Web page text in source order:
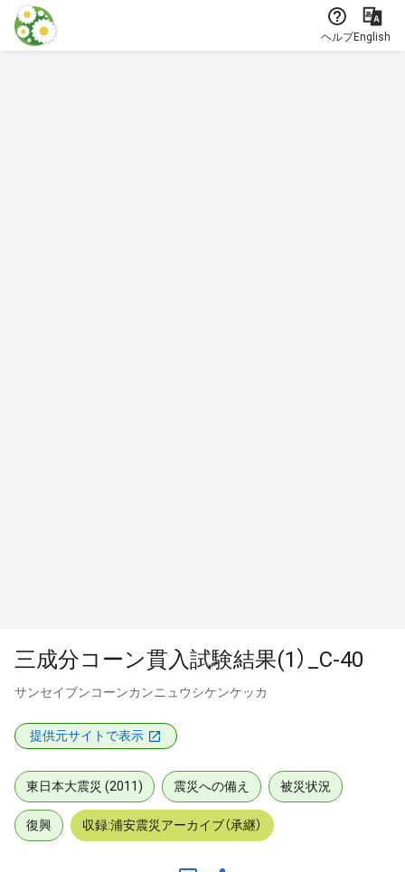
本文に飛ぶ
ヘルプEnglish
三成分コーン貫入試験結果(1）_C-40
サンセイブンコーンカンニュウシケンケッカ
提供元サイトで表示
東日本大震災 (2011) 震災への備え 被災状況
復興 収録:浦安震災アーカイブ（承継）